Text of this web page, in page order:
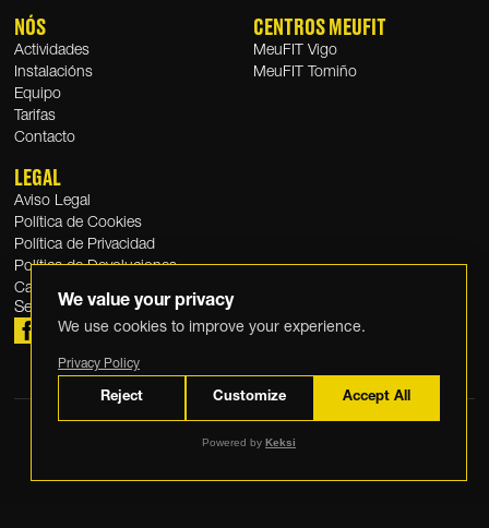
NÓS
Actividades
Instalacións
Equipo
Tarifas
Contacto
CENTROS MEUFIT
MeuFIT Vigo
MeuFIT Tomiño
LEGAL
Aviso Legal
Política de Cookies
Política de Privacidad
Política de Devoluciones
Canal Ético
Segue aMeuFIT
We value your privacy
We use cookies to improve your experience.
Privacy Policy
Reject Customize Accept All
Powered by Keksi